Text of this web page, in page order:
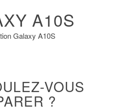
A10S
Galaxy A10S
VOUS
?